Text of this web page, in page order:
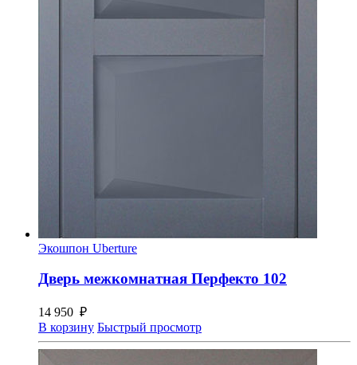
Экошпон Uberture
Дверь межкомнатная Перфекто 102
14 950 ₽
В корзину Быстрый просмотр